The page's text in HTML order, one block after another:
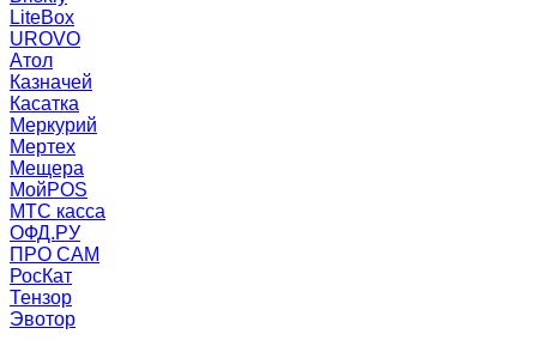
LiteBox
UROVO
Атол
Казначей
Касатка
Меркурий
Мертех
Мещера
МойPOS
МТС касса
ОФД.РУ
ПРО САМ
РосКат
Тензор
Эвотор